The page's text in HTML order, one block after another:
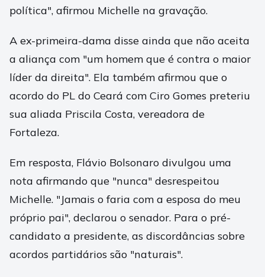
política", afirmou Michelle na gravação.
A ex-primeira-dama disse ainda que não aceita
a aliança com "um homem que é contra o maior
líder da direita". Ela também afirmou que o
acordo do PL do Ceará com Ciro Gomes preteriu
sua aliada Priscila Costa, vereadora de
Fortaleza.
Em resposta, Flávio Bolsonaro divulgou uma
nota afirmando que "nunca" desrespeitou
Michelle. "Jamais o faria com a esposa do meu
próprio pai", declarou o senador. Para o pré-
candidato a presidente, as discordâncias sobre
acordos partidários são "naturais".